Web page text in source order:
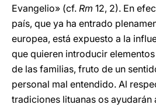
Evangelio» (cf. Rm 12, 2). En
país, que ya ha entrado
europea, está expuesto a la
que quieren introducir
de las familias, fruto de un
personal mal entendido. Al
tradiciones lituanas os ayudarán